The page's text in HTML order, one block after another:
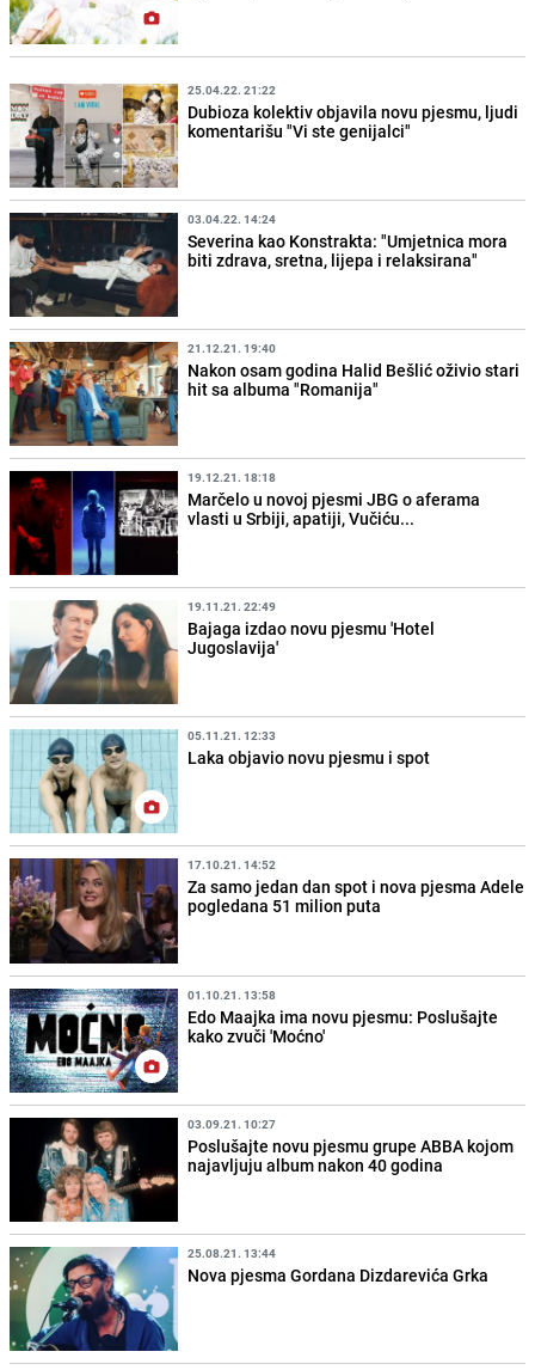
25.04.22. 21:22
Dubioza kolektiv objavila novu pjesmu, ljudi
komentarišu "Vi ste genijalci"
03.04.22. 14:24
Severina kao Konstrakta: "Umjetnica mora
biti zdrava, sretna, lijepa i relaksirana"
21.12.21. 19:40
Nakon osam godina Halid Bešlić oživio stari
hit sa albuma "Romanija"
19.12.21. 18:18
Marčelo u novoj pjesmi JBG o aferama
vlasti u Srbiji, apatiji, Vučiću...
19.11.21. 22:49
Bajaga izdao novu pjesmu 'Hotel
Jugoslavija'
05.11.21. 12:33
Laka objavio novu pjesmu i spot
17.10.21. 14:52
Za samo jedan dan spot i nova pjesma Adele
pogledana 51 milion puta
01.10.21. 13:58
Edo Maajka ima novu pjesmu: Poslušajte
kako zvuči 'Moćno'
03.09.21. 10:27
Poslušajte novu pjesmu grupe ABBA kojom
najavljuju album nakon 40 godina
25.08.21. 13:44
Nova pjesma Gordana Dizdarevića Grka